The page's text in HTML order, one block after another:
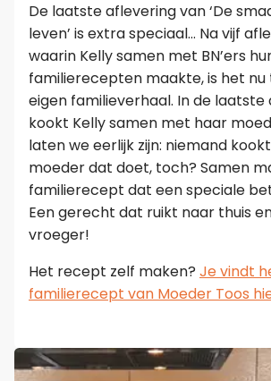
De laatste aflevering van ‘De
leven’ is extra speciaal… Na vijf
waarin Kelly samen met BN’ers
familierecepten maakte, is het nu
eigen familieverhaal. In de laatste
kookt Kelly samen met haar
laten we eerlijk zijn: niemand
moeder dat doet, toch? Samen
familierecept dat een speciale
Een gerecht dat ruikt naar thuis
vroeger!
Het recept zelf maken? Je vindt
familierecept van Moeder Toos